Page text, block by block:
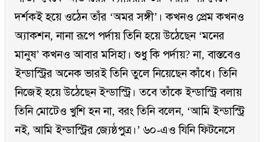
দর্শকই হয়ে ওঠেন তাঁর ‘অমর সঙ্গী’। কখনও প্রেম কখনও
অ্যাকশন, নানা রূপে পর্দায় তিনি হয়ে উঠেছেন ‘মনের
মানুষ’ কখনও আবার মসিহা। শুধু কি পর্দায়? না, বাস্তবেও
ইন্ডাস্ট্রির অনেক ভারই তিনি তুলে নিয়েছেন কাঁধে। তিনি
নিজেই হয়ে উঠেছেন ইন্ডাস্ট্রি। তবে তাঁকে ইন্ডাস্ট্রি বলায়
তিনি মোটেও খুশি হন না, বরং তিনি বলেন, ‘আমি ইন্ডাস্ট্রি
নই, আমি ইন্ডাস্ট্রির জ্যেষ্ঠপুত্র।’ ৬০-এও যিনি ফিটনেসে